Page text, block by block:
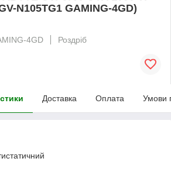
N105TG1 GAMING-4GD)
4GD
Роздріб
Доставка Оплата Умови